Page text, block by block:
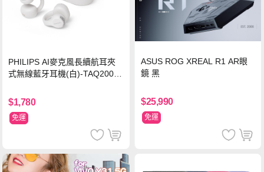
PHILIPS AI麥克風長續航耳夾
式無線藍牙耳機(白)-TAQ2000
$1,780
免運
ASUS ROG XREAL R1 AR眼
鏡 黑
$25,990
免運